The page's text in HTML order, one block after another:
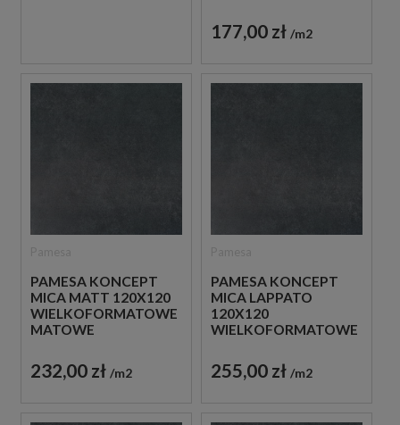
BETONOWE
177,00 zł m2
PAMESA KONCEPT
MICA MATT 120X120
WIELKOFORMATOWE
MATOWE
BETONOWE W
ODCIENIU GRAFITU
232,00 zł m2
PAMESA KONCEPT
MICA LAPPATO
120X120
WIELKOFORMATOWE
HISZPAŃSKIE PŁYTKI
IMITUJĄCE BETON
255,00 zł m2